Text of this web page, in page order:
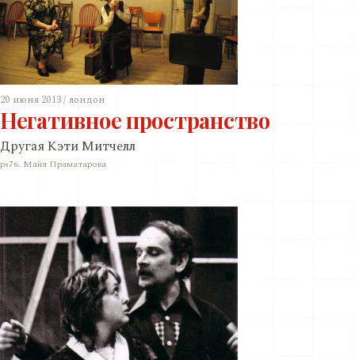
20 июня 2013 / лондон
Негативное пространство
Другая Кэти Митчелл
ps76. Майя Праматарова